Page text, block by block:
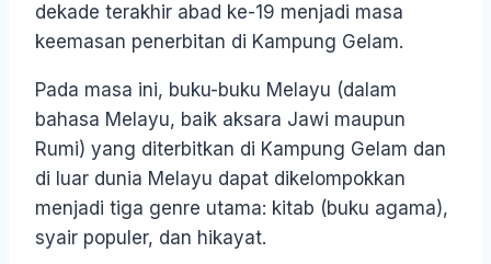
dekade terakhir abad ke-19 menjadi masa
keemasan penerbitan di Kampung Gelam.
Pada masa ini, buku-buku Melayu (dalam
bahasa Melayu, baik aksara Jawi maupun
Rumi) yang diterbitkan di Kampung Gelam dan
di luar dunia Melayu dapat dikelompokkan
menjadi tiga genre utama: kitab (buku agama),
syair populer, dan hikayat.